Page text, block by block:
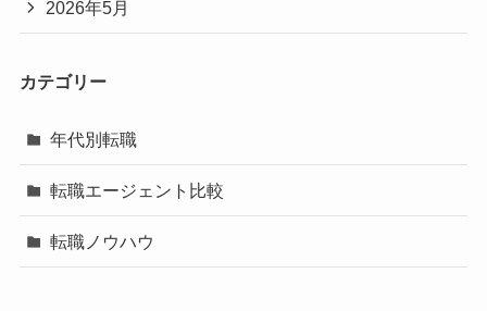
2026年5月
カテゴリー
年代別転職
転職エージェント比較
転職ノウハウ